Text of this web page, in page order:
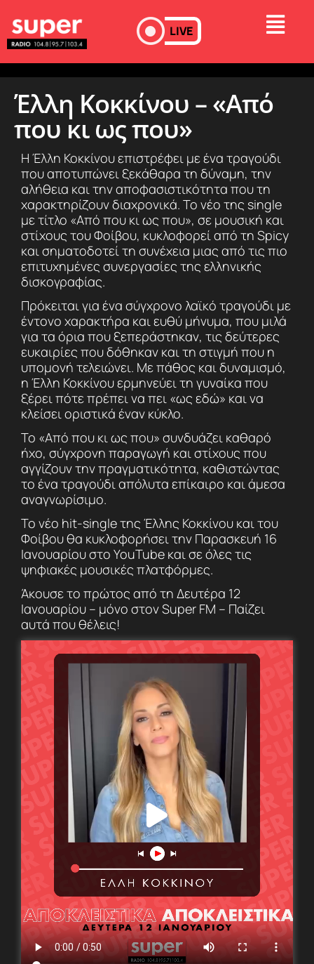
LIVE
Έλλη Κοκκίνου – «Από
που κι ως που»
Η Έλλη Κοκκίνου επιστρέφει με ένα τραγούδι
που αποτυπώνει ξεκάθαρα τη δύναμη, την
αλήθεια και την αποφασιστικότητα που τη
χαρακτηρίζουν διαχρονικά. Το νέο της single
με τίτλο «Από που κι ως που», σε μουσική και
στίχους του Φοίβου, κυκλοφορεί από τη Spicy
και σηματοδοτεί τη συνέχεια μιας από τις πιο
επιτυχημένες συνεργασίες της ελληνικής
δισκογραφίας.
Πρόκειται για ένα σύγχρονο λαϊκό τραγούδι με
έντονο χαρακτήρα και ευθύ μήνυμα, που μιλά
για τα όρια που ξεπεράστηκαν, τις δεύτερες
ευκαιρίες που δόθηκαν και τη στιγμή που η
υπομονή τελειώνει. Με πάθος και δυναμισμό,
η Έλλη Κοκκίνου ερμηνεύει τη γυναίκα που
ξέρει πότε πρέπει να πει «ως εδώ» και να
κλείσει οριστικά έναν κύκλο.
Το «Από που κι ως που» συνδυάζει καθαρό
ήχο, σύγχρονη παραγωγή και στίχους που
αγγίζουν την πραγματικότητα, καθιστώντας
το ένα τραγούδι απόλυτα επίκαιρο και άμεσα
αναγνωρίσιμο.
Το νέο hit-single της Έλλης Κοκκίνου και του
Φοίβου θα κυκλοφορήσει την Παρασκευή 16
Ιανουαρίου στο YouTube και σε όλες τις
ψηφιακές μουσικές πλατφόρμες.
Άκουσε το πρώτος από τη Δευτέρα 12
Ιανουαρίου – μόνο στον Super FM – Παίζει
αυτά που θέλεις!